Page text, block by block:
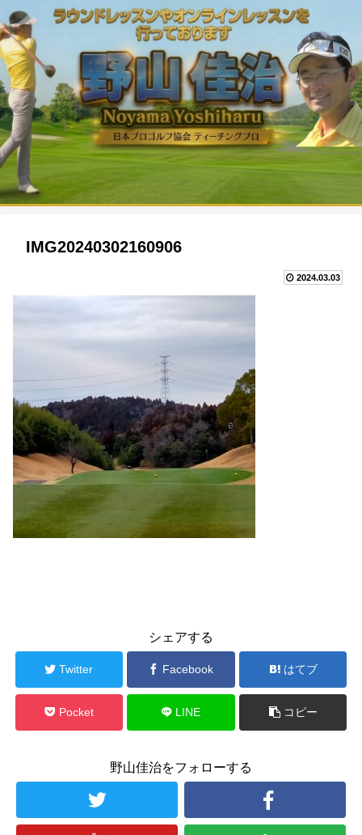
IMG20240302160906
2024.03.03
シェアする
Twitter Facebook はてブ
Pocket LINE コピー
野山佳治をフォローする